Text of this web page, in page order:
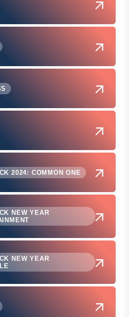
2024: COMMON ONE
NEW YEAR
NEW YEAR